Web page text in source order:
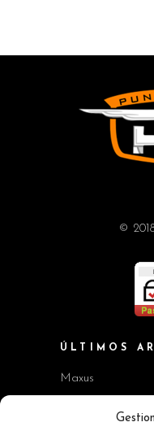
©
ÚLTIMOS
Maxus
Workshop BMW